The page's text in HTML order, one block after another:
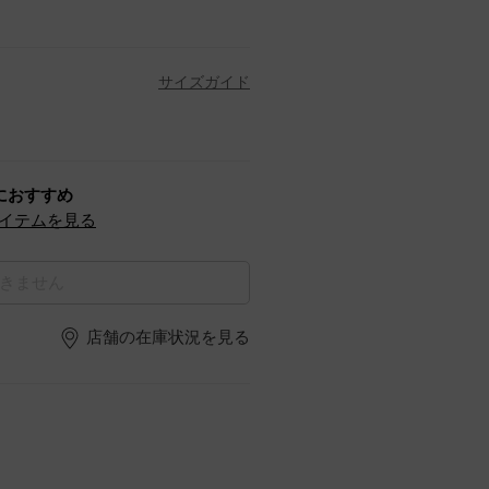
サイズガイド
おすすめ
テムを見る
店舗の在庫状況を見る